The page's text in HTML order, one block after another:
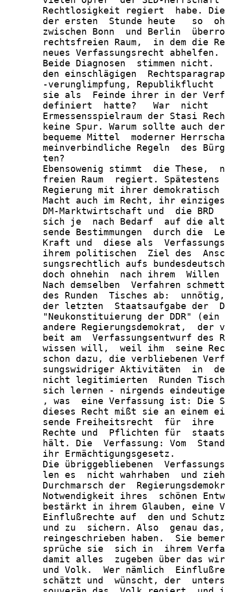
Rechtlosigkeit regiert  habe.
der ersten  Stunde heute   so
zwischen Bonn  und Berlin
rechtsfreien Raum,  in dem die
       neues Verfassungsrecht abhelfen.
Beide Diagnosen  stimmen nicht.
den einschlägigen
-verunglimpfung, Republikflucht
sie als  Feinde ihrer in der
definiert  hatte?   War  nicht
Ermessensspielraum der Stasi
keine Spur. Warum sollte auch
bequeme Mittel  moderner
meinverbindliche Regeln  des
       ten?
Ebensowenig stimmt  die These,
freien Raum  regiert.
Regierung mit ihrer
Macht auch im Recht, ihr
DM-Marktwirtschaft und  die BRD
sich je  nach Bedarf  auf die
sende Bestimmungen  durch die
Kraft und  diese als
ihrem politischen  Ziel des
sungsrechtlich aufs
doch ohnehin  nach ihrem
Nach demselben  Verfahren
des Runden  Tisches ab:
der letzten  Staatsaufgabe der
"Neukonstituierung der DDR"
andere Regierungsdemokrat,  der
beit am  Verfassungsentwurf des
wissen will,  weil ihm  seine
schon dazu, die verbliebenen
sungswidriger Aktivitäten  in
nicht legitimierten  Runden
sich lernen - nirgends
, was  eine Verfassung ist: Die
dieses Recht mißt sie an einem
sende Freiheitsrecht  für  ihre
Rechte und  Pflichten für
hält. Die  Verfassung: Vom
       ihr Ermächtigungsgesetz.
Die übriggebliebenen
len es  nicht wahrhaben  und
Durchmarsch der
Notwendigkeit ihres  schönen
bestärkt in ihrem Glauben, eine
Einflußrechte auf  den und
und zu  sichern. Also  genau
reingeschrieben haben.  Sie
sprüche sie  sich in  ihrem
damit alles  zugeben über das
und Volk.  Wer nämlich
schätzt und  wünscht, der